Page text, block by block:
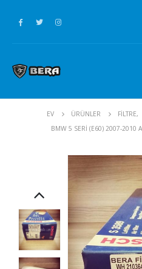
EV ÜRÜNLER FİLTRE,
BMW 5 SERI (E60) 2007-2010